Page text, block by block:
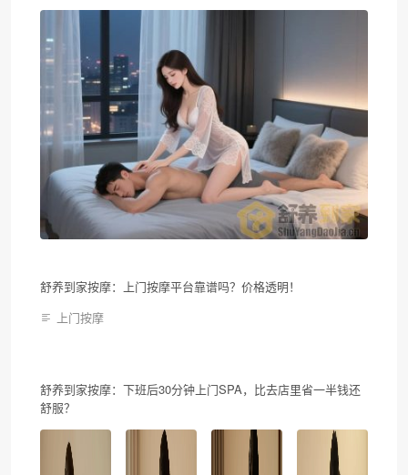
舒养到家按摩：上门按摩平台靠谱吗？价格透明！
上门按摩
舒养到家按摩：下班后30分钟上门SPA，比去店里省一半钱还
舒服？